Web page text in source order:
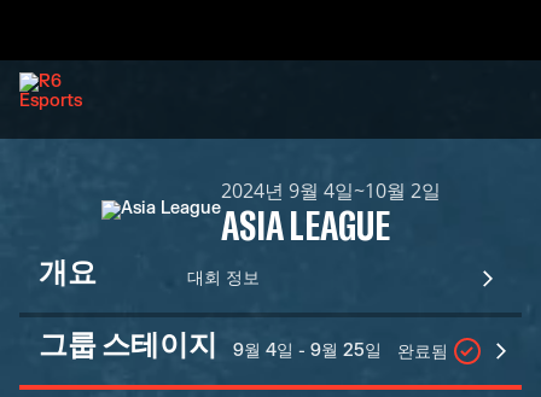
2024년 9월 4일~10월 2일
ASIA LEAGUE
개요 대회 정보
그룹 스테이지 9월 4일 - 9월 25일 완료됨